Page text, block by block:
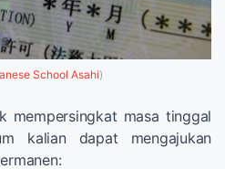
School Asahi)
mempersingkat masa tinggal
kalian dapat mengajukan